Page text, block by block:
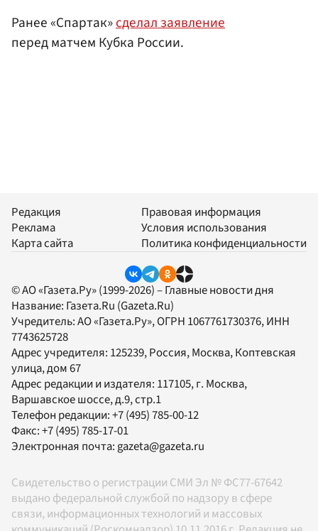
Ранее «Спартак»сделал заявление
перед матчем Кубка России.
Редакция
Реклама
Карта сайта
Правовая информация
Условия использования
Политика конфиденциальности
© АО «Газета.Ру» (1999-2026) – Главные новости дня
Название: Газета.Ru (Gazeta.Ru)
Учредитель:АО «Газета.Ру», ОГРН 1067761730376, ИНН
7743625728
Адрес учредителя: 125239, Россия, Москва, Коптевская
улица, дом 67
Адрес редакции и издателя: 117105, г. Москва,
Варшавское шоссе, д.9, стр.1
Телефон редакции:+7 (495) 785-00-12
Факс:+7 (495) 785-17-01
Электронная почта:gazeta@gazeta.ru
Свидетельство о регистрации СМИ Эл № ФС77-67642
выдано федеральной службой по надзору в сфере
связи, информационных технологий и массовых